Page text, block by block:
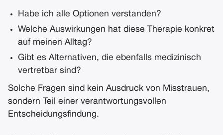
Habe ich alle Optionen verstanden?
Welche Auswirkungen hat diese Therapie konkret
auf meinen Alltag?
Gibt es Alternativen, die ebenfalls medizinisch
vertretbar sind?
Solche Fragen sind kein Ausdruck von Misstrauen,
sondern Teil einer verantwortungsvollen
Entscheidungsfindung.